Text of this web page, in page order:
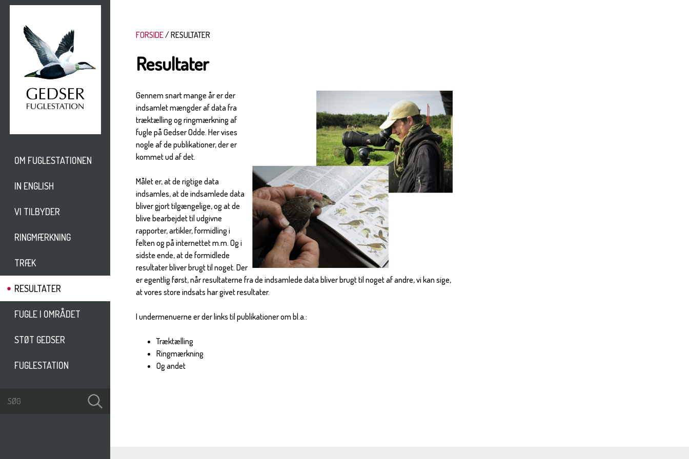
OM FUGLESTATIONEN
IN ENGLISH
VI TILBYDER
RINGMÆRKNING
TRÆK
RESULTATER
FUGLE I OMRÅDET
STØT GEDSER
FUGLESTATION
FORSIDE RESULTATER
Resultater
Gennem snart mange år er der
indsamlet mængder af data fra
træktælling og ringmærkning af
fugle på Gedser Odde. Her vises
nogle af de publikationer, der er
kommet ud af det.
Målet er, at de rigtige data
indsamles, at de indsamlede data
bliver gjort tilgængelige, og at de
blive bearbejdet til udgivne
rapporter, artikler, formidling i
felten og på internettet m.m. Og i
sidste ende, at de formidlede
resultater bliver brugt til noget. Der
er egentlig først, når resultaterne fra de indsamlede data bliver brugt til noget af andre, vi kan sige,
at vores store indsats har givet resultater.
I undermenuerne er der links til publikationer om bl.a.:
Træktælling
Ringmærkning
Og andet